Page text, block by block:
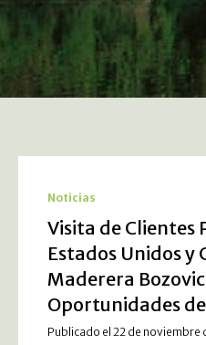
Noticias
Visita de Clientes
Estados Unidos y
Maderera
Oportunidades
Publicado el 22 de noviembre